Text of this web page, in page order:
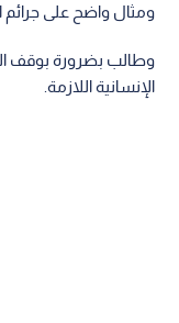
ومثال واضح على جرائم
وطالب بضرورة بوقف
الإنسانية اللازمة.